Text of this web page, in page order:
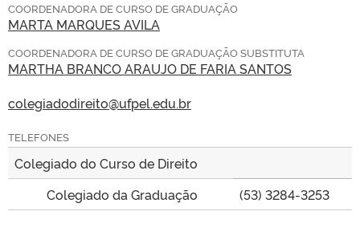
COORDENADORA DE CURSO DE GRADUAÇÃO
MARTA MARQUES AVILA
COORDENADORA DE CURSO DE GRADUAÇÃO SUBSTITUTA
MARTHA BRANCO ARAUJO DE FARIA SANTOS
colegiadodireito@ufpel.edu.br
TELEFONES
Colegiado do Curso de Direito
Colegiado da Graduação
(53) 3284-3253